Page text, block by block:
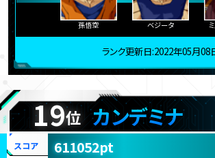
孫悟空 ベジータ
ランク更新日:2022年05月08
19位 カンデミナ
スコア 611052pt